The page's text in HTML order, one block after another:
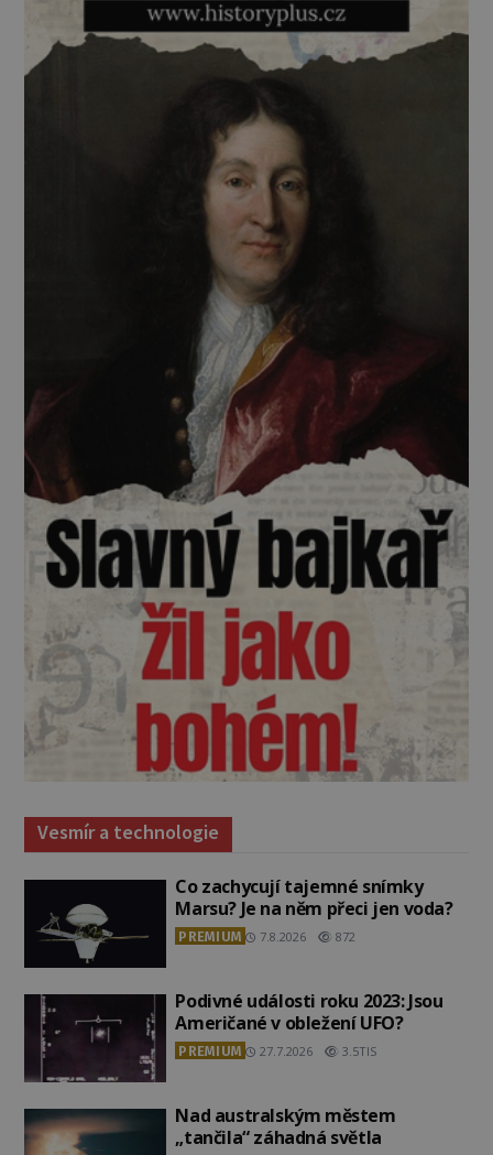
Vesmír a technologie
Co zachycují tajemné snímky
Marsu? Je na něm přeci jen voda?
PREMIUM 7.8.2026 872
Podivné události roku 2023: Jsou
Američané v obležení UFO?
PREMIUM 27.7.2026 3.5TIS
Nad australským městem
„tančila“ záhadná světla